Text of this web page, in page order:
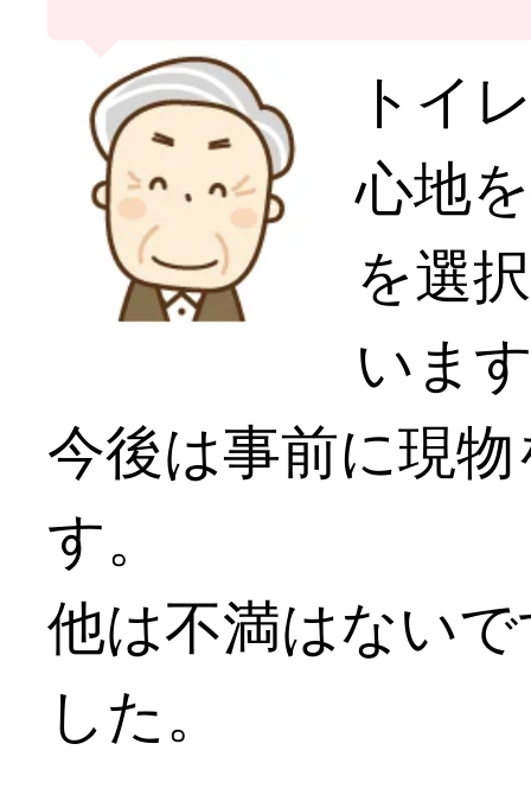
トイ
心地
を選
いま
今後は事前に現
す。
他は不満はない
した。